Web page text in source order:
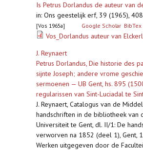
Is Petrus Dorlandus de auteur van
in: Ons geestelijk erf, 39 (1965),
[Vos 1965a] Google Scholar BibTex
Vos_Dorlandus auteur van
J. Reynaert
Petrus Dorlandus, Die historie des
sijnte Joseph; andere vrome
sermoenen — UB Gent, hs. 895
regularissen van Sint-Luciadal te
J. Reynaert, Catalogus van de
handschriften in de bibliotheek van
Universiteit te Gent, dl. II/1: De
verworven na 1852 (deel 1), Gent,
Werken uitgegeven door de